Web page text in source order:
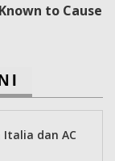
to Cause
Italia dan AC